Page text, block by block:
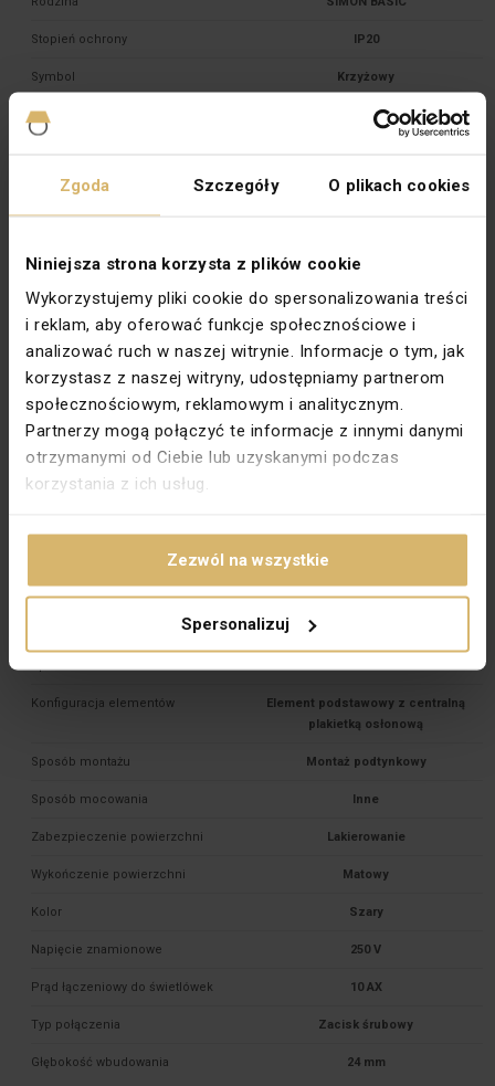
Zgoda Szczegóły O plikach cookies
Niniejsza strona korzysta z plików cookie
Wykorzystujemy pliki cookie do spersonalizowania treści
i reklam, aby oferować funkcje społecznościowe i
analizować ruch w naszej witrynie. Informacje o tym, jak
korzystasz z naszej witryny, udostępniamy partnerom
społecznościowym, reklamowym i analitycznym.
Partnerzy mogą połączyć te informacje z innymi danymi
otrzymanymi od Ciebie lub uzyskanymi podczas
korzystania z ich usług.
Zezwól na wszystkie
Spersonalizuj
Stopień ochrony IP20
Symbol Krzyżowy
Szerokość [mm]
Wysokość [mm] 75
Wykończenie powierzchni Matowe
Kolor dokładny Inox metalizowany
Głębokość montażu [mm] 24
Typ zacisków Gwintowe
Do systemu ramkowego Tak
Materiał dokładny
Pozostałe dane techniczne
Łącznik krzyżowy
Konfiguracja elementów
Element podstawowy z centralną
plakietką osłonową
Sposób montażu Montaż podtynkowy
Sposób mocowania Inne
Zabezpieczenie powierzchni Lakierowanie
Wykończenie powierzchni Matowy
Kolor Szary
Napięcie znamionowe 250 V
Prąd łączeniowy do świetlówek 10 AX
Typ połączenia Zacisk śrubowy
Głębokość wbudowania 24 mm